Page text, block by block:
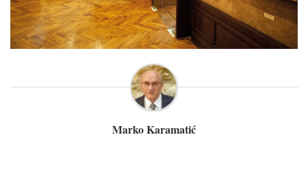
Marko Karamatić